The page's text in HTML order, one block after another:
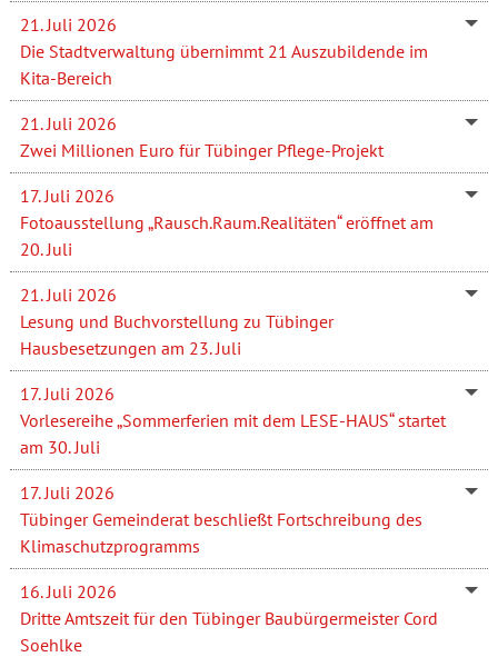
21. Juli 2026
Die Stadtverwaltung übernimmt 21 Auszubildende im
Kita-Bereich
21. Juli 2026
Zwei Millionen Euro für Tübinger Pflege-Projekt
17. Juli 2026
Fotoausstellung „Rausch.Raum.Realitäten“ eröffnet am
20. Juli
21. Juli 2026
Lesung und Buchvorstellung zu Tübinger
Hausbesetzungen am 23. Juli
17. Juli 2026
Vorlesereihe „Sommerferien mit dem LESE-HAUS“ startet
am 30. Juli
17. Juli 2026
Tübinger Gemeinderat beschließt Fortschreibung des
Klimaschutzprogramms
16. Juli 2026
Dritte Amtszeit für den Tübinger Baubürgermeister Cord
Soehlke